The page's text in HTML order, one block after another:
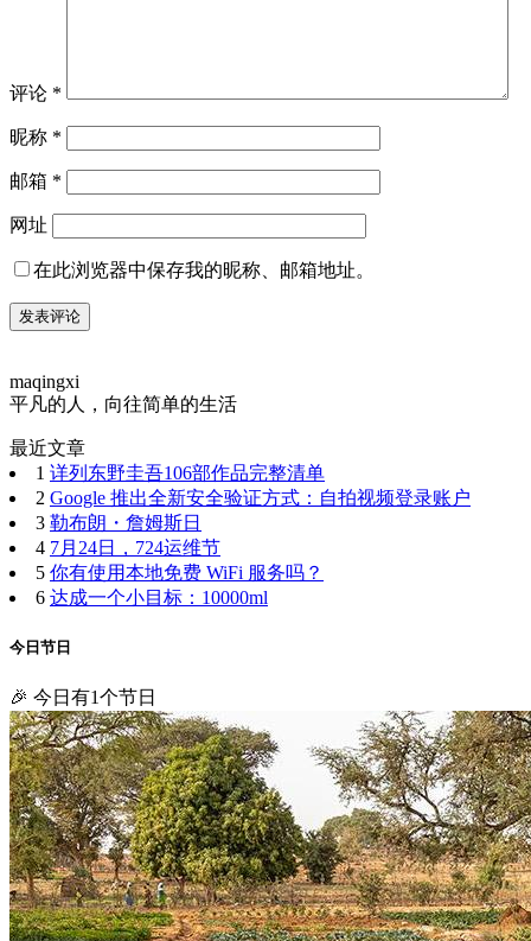
评论 *
昵称 *
邮箱 *
网址
在此浏览器中保存我的昵称、邮箱地址。
maqingxi
平凡的人，向往简单的生活
最近文章
1 详列东野圭吾106部作品完整清单
2 Google 推出全新安全验证方式：自拍视频登录账户
3 勒布朗・詹姆斯日
4 7月24日，724运维节
5 你有使用本地免费 WiFi 服务吗？
6 达成一个小目标：10000ml
今日节日
🎉 今日有1个节日